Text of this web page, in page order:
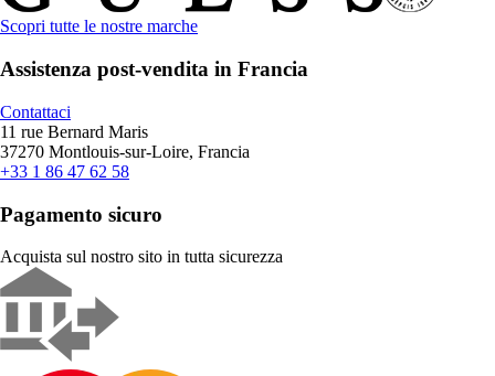
Scopri tutte le nostre marche
Assistenza post-vendita in Francia
Contattaci
11 rue Bernard Maris
37270 Montlouis-sur-Loire, Francia
+33 1 86 47 62 58
Pagamento sicuro
Acquista sul nostro sito in tutta sicurezza